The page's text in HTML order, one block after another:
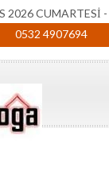
2026 CUMARTESİ -
0532 4907694